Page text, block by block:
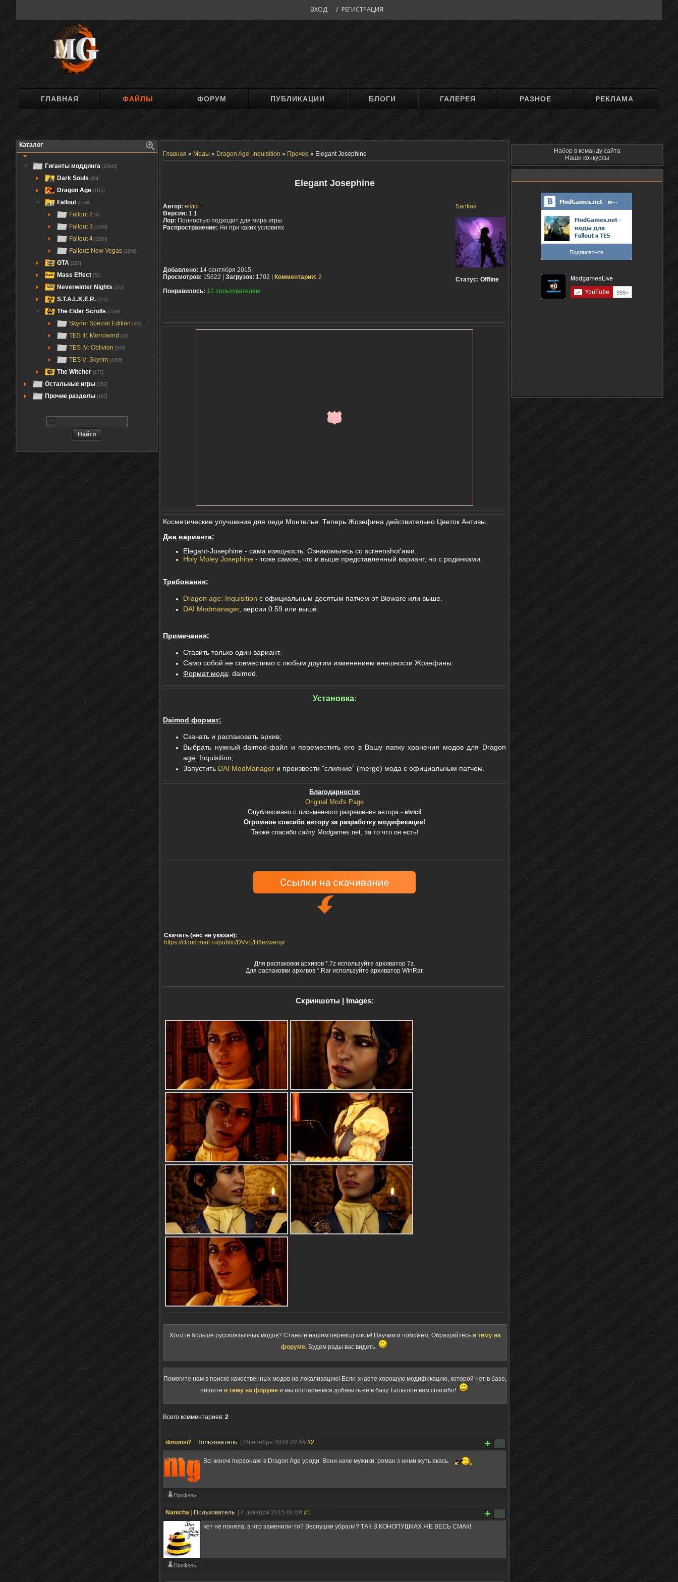
ВХОД / РЕГИСТРАЦИЯ
ГЛАВНАЯ ФАЙЛЫ ФОРУМ ПУБЛИКАЦИИ БЛОГИ ГАЛЕРЕЯ РАЗНОЕ РЕКЛАМА
Каталог
Гиганты моддинга [13940]
Dark Souls [90]
Dragon Age [1115]
Fallout [6188]
Fallout 2 [6]
Fallout 3 [1034]
Fallout 4 [2264]
Fallout: New Vegas [2884]
GTA [267]
Mass Effect [52]
Neverwinter Nights [232]
S.T.A.L.K.E.R. [220]
The Elder Scrolls [5599]
Skyrim Special Edition [630]
TES III: Morrowind [34]
TES IV: Oblivion [549]
TES V: Skyrim [4386]
The Witcher [177]
Остальные игры [357]
Прочие разделы [167]
Главная » Моды » Dragon Age: Inquisition » Прочее » Elegant Josephine
Elegant Josephine
Santias
Статус: Offline
Автор: elvici
Версия: 1.1
Лор: Полностью подходит для мира игры
Распространение: Ни при каких условиях
Добавлено: 14 сентября 2015
Просмотров: 15622 | Загрузок: 1702 | Комментарии: 2
Понравилось: 10 пользователям
Косметические улучшения для леди Монтелье. Теперь Жозефина действительно Цветок Антивы.
Два варианта:
Elegant-Josephine - сама изящность. Ознакомьтесь со screenshot'ами.
Holy Moley Josephine - тоже самое, что и выше представленный вариант, но с родинками.
Требования:
Dragon age: Inquisition с официальным десятым патчем от Bioware или выше.
DAI Modmanager, версии 0.59 или выше.
Примечания:
Ставить только один вариант.
Само собой не совместимо с любым другим изменением внешности Жозефины.
Формат мода: daimod.
Установка:
​Daimod формат:
Скачать и распаковать архив;
Выбрать нужный daimod-файл и переместить его в Вашу папку хранения модов для Dragon
age: Inquisition;
Запустить DAI ModManager и произвести "слияние" (merge) мода с официальным патчем.
Благодарности:
Original Mod's Page
Опубликовано с письменного разрешения автора - elvici!
Огромное спасибо автору за разработку модификации!
Также спасибо сайту Modgames.net, за то что он есть!
Скачать (вес не указан):
https://cloud.mail.ru/public/DVvE/H6ecweoyr
Для распаковки архивов *.7z используйте архиватор 7z.
Для распаковки архивов *.Rar используйте архиватор WinRar.
Скриншоты | Images:
Хотите больше русскоязычных модов? Станьте нашим переводчиком! Научим и поможем. Обращайтесь в тему на
форуме. Будем рады вас видеть
Помогите нам в поиске качественных модов на локализацию! Если знаете хорошую модификацию, которой нет в базе,
пишите в тему на форуме и мы постараемся добавить ее в базу. Большое вам спасибо!
Всего комментариев: 2
1
dimonsi7 Пользователь | 29 ноября 2016 22:59 #2
Всі жіночі персонажі в Dragon Age уроди. Вони наче мужики, роман з ними жуть якась.
3
Nanicha Пользователь | 4 декабря 2015 00:50 #1
чет не поняла, а что заменили-то? Веснушки убрали? ТАК В КОНОПУШКАХ ЖЕ ВЕСЬ СМАК!
Набор в команду сайта
Наши конкурсы